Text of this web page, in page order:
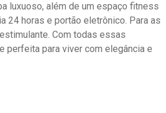
luxuoso, além de um espaço fitness
24 horas e portão eletrônico. Para as
Com todas essas
perfeita para viver com elegância e